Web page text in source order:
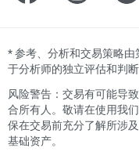
*参考、分析和交易策略
于分析师的独立评估和判
风险警告：交易有可能导
合所有人。敬请在使用我
保在交易前充分了解所涉
基础资产。